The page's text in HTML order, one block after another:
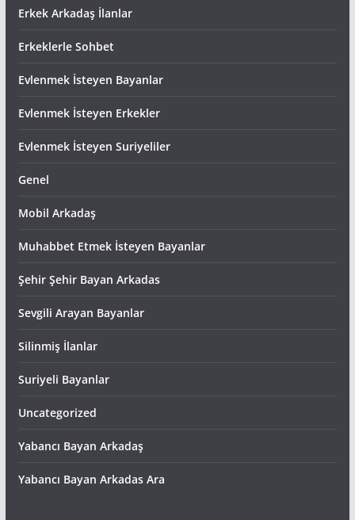
Erkek Arkadaş İlanlar
Erkeklerle Sohbet
Evlenmek İsteyen Bayanlar
Evlenmek İsteyen Erkekler
Evlenmek İsteyen Suriyeliler
Genel
Mobil Arkadaş
Muhabbet Etmek İsteyen Bayanlar
Şehir Şehir Bayan Arkadas
Sevgili Arayan Bayanlar
Silinmiş İlanlar
Suriyeli Bayanlar
Uncategorized
Yabancı Bayan Arkadaş
Yabancı Bayan Arkadas Ara